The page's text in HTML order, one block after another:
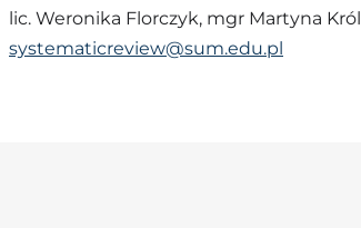
lic. Weronika Florczyk, mgr Martyna Król
systematicreview@sum.edu.pl